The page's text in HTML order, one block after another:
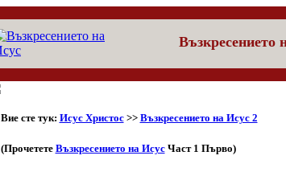
Възкресението
Вие сте тук: Исус Христос>> Възкресението на Исус 2
(Прочетете Възкресението на ИсусЧаст 1 Първо)